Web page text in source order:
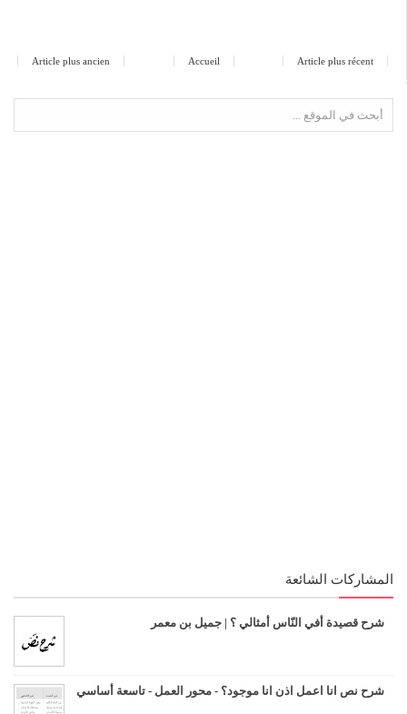
Article plus récent
Article plus ancien Accueil
المشاركات الشائعة
شرح قصيدة أفي النّاس أمثالي ؟ | جميل بن معمر
شرح نص انا اعمل اذن انا موجود؟ - محور العمل - تاسعة أساسي